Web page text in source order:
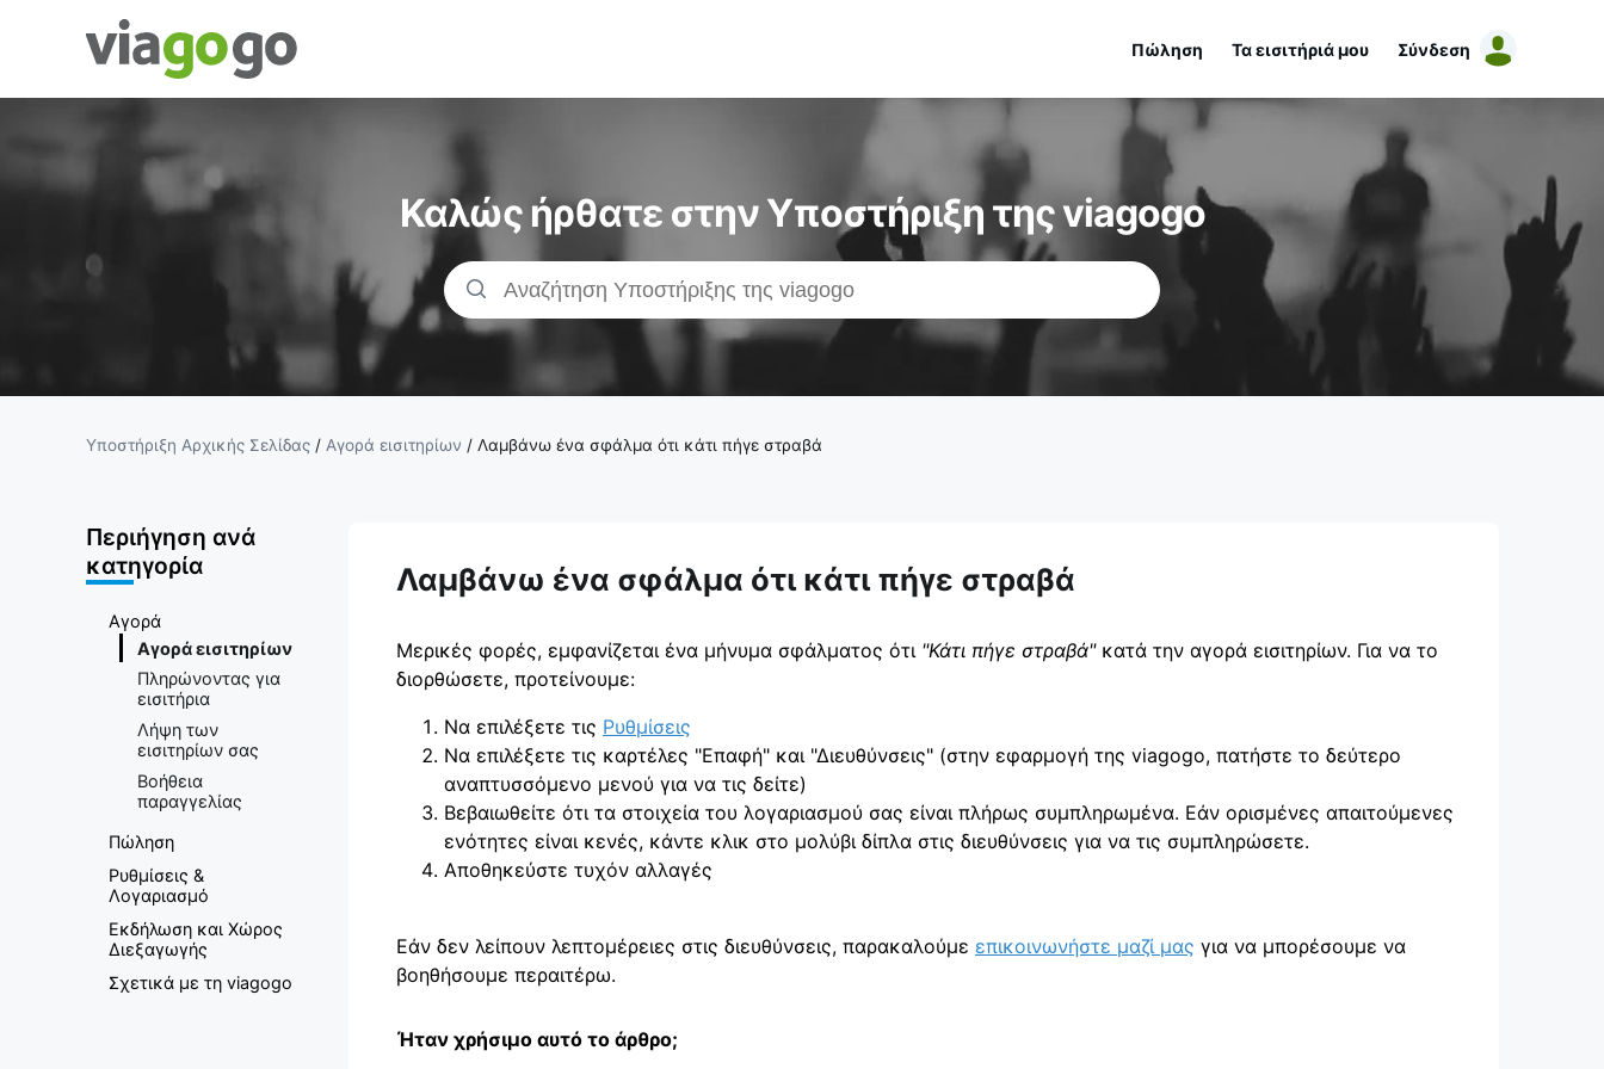
Εισιτήρια -
Συναυλία,
Αθλητισμός
&amp;
Εισιτήρια
Θεάτρου |
Αγορά
Εισιτηρίων
Πώληση Τα εισιτήριά μου Σύνδεση
Καλώς ήρθατε στην Υποστήριξη της viagogo
Υποστήριξη Αρχικής Σελίδας / Αγορά εισιτηρίων / Λαμβάνω ένα σφάλμα ότι κάτι πήγε στραβά
Περιήγηση ανά
κατηγορία
Αγορά
Αγορά εισιτηρίων
Πληρώνοντας για
εισιτήρια
Λήψη των
εισιτηρίων σας
Βοήθεια
παραγγελίας
Πώληση
Ρυθμίσεις &
Λογαριασμό
Εκδήλωση και Χώρος
Διεξαγωγής
Σχετικά με τη viagogo
Λαμβάνω ένα σφάλμα ότι κάτι πήγε στραβά
Μερικές φορές, εμφανίζεται ένα μήνυμα σφάλματος ότι "Κάτι πήγε στραβά"κατά την αγορά εισιτηρίων. Για να το
διορθώσετε, προτείνουμε:
Να επιλέξετε τις Ρυθμίσεις
Να επιλέξετε τις καρτέλες "Επαφή" και "Διευθύνσεις" (στην εφαρμογή της viagogo, πατήστε το δεύτερο
αναπτυσσόμενο μενού για να τις δείτε)
Βεβαιωθείτε ότι τα στοιχεία του λογαριασμού σας είναι πλήρως συμπληρωμένα. Εάν ορισμένες απαιτούμενες
ενότητες είναι κενές, κάντε κλικ στο μολύβι δίπλα στις διευθύνσεις για να τις συμπληρώσετε.
Αποθηκεύστε τυχόν αλλαγές
Εάν δεν λείπουν λεπτομέρειες στις διευθύνσεις, παρακαλούμε επικοινωνήστε μαζί μας για να μπορέσουμε να
βοηθήσουμε περαιτέρω.
Ήταν χρήσιμο αυτό το άρθρο;